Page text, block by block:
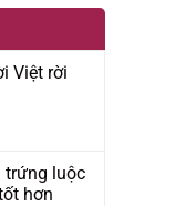
Việt rời
trứng luộc
hơn